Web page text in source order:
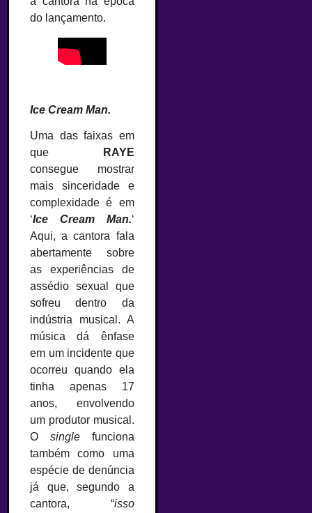
do lançamento.
Ice Cream Man.
Uma das faixas em
que
RAYE
consegue mostrar
mais sinceridade e
complexidade é em
‘Ice Cream Man.‘
Aqui, a cantora fala
abertamente sobre
as experiências de
assédio sexual que
sofreu dentro da
indústria musical. A
música dá ênfase
em um incidente que
ocorreu quando ela
tinha apenas 17
anos, envolvendo
um produtor musical.
O singlefunciona
também como uma
espécie de denúncia
já que, segundo a
cantora, “isso